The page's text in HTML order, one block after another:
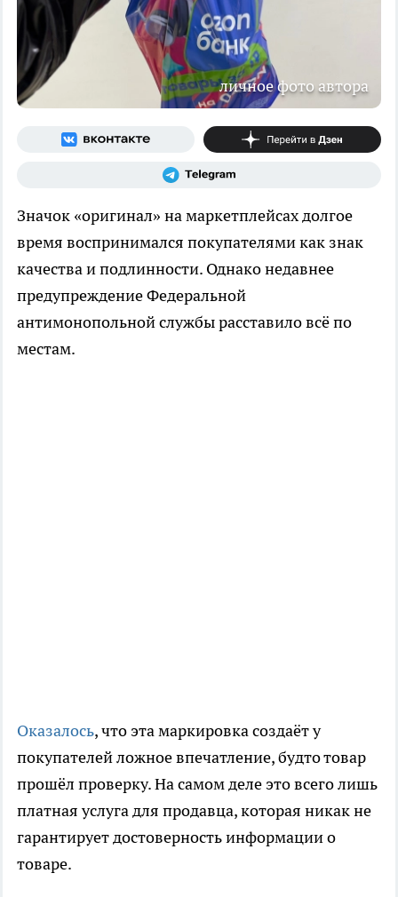
личное фото автора
Значок «оригинал» на маркетплейсах долгое
время воспринимался покупателями как знак
качества и подлинности. Однако недавнее
предупреждение Федеральной
антимонопольной службы расставило всё по
местам.
Оказалось, что эта маркировка создаёт у
покупателей ложное впечатление, будто товар
прошёл проверку. На самом деле это всего лишь
платная услуга для продавца, которая никак не
гарантирует достоверность информации о
товаре.